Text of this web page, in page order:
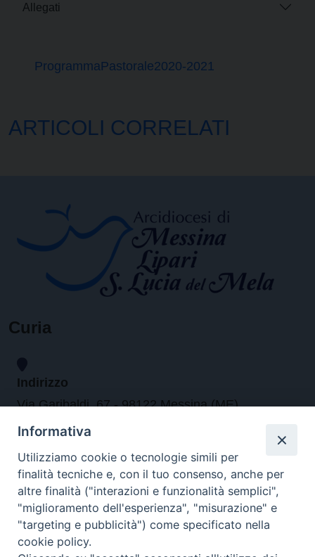
Allegati
ProgrammaPastorale2020-2021
ARTICOLI CORRELATI
Curia
Indirizzo
Via Garibaldi, 67 - 98122 Messina (ME)
Orari
da lunedi al venerdi dalle ore 9.30 alle 12.30
Contatti
Informativa
Utilizziamo cookie o tecnologie simili per
finalità tecniche e, con il tuo consenso, anche per
altre finalità ("interazioni e funzionalità semplici",
"miglioramento dell'esperienza", "misurazione" e
"targeting e pubblicità") come specificato nella
cookie policy.